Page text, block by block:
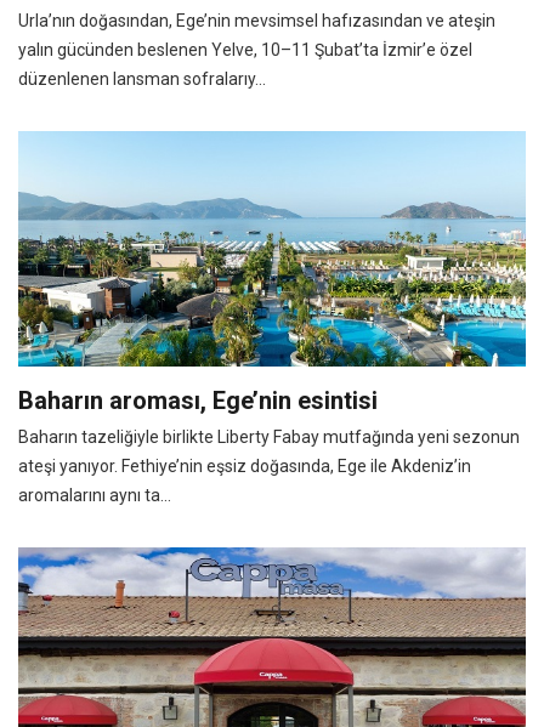
Urla’nın doğasından, Ege’nin mevsimsel hafızasından ve ateşin
yalın gücünden beslenen Yelve, 10–11 Şubat’ta İzmir’e özel
düzenlenen lansman sofralarıy...
Baharın aroması, Ege’nin esintisi
Baharın tazeliğiyle birlikte Liberty Fabay mutfağında yeni sezonun
ateşi yanıyor. Fethiye’nin eşsiz doğasında, Ege ile Akdeniz’in
aromalarını aynı ta...